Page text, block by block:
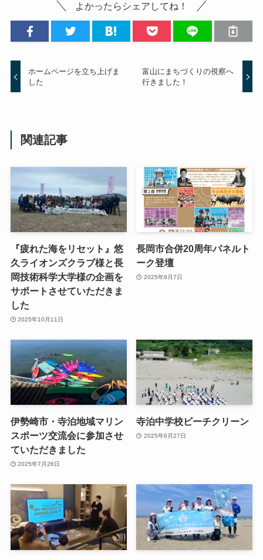
よかったらシェアしてね！
ホームページを立ち上げま
した
富山にまちづくりの視察へ
行きました！
関連記事
『疲れた海をリセット』悠
久ライオンズクラブ様と長
岡技術科学大学様の企画を
サポートさせていただきま
した
2025年10月11日
長岡市合併20周年パネルト
ーク登壇
2025年9月7日
伊勢崎市・寺泊地域マリン
スポーツ交流会に参加させ
ていただきました
2025年7月26日
寺泊中学校ビーチクリーン
2025年6月27日